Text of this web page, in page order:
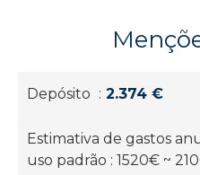
Depósito 2.374 €
Estimativa de gastos
uso padrão : 1520€ ~